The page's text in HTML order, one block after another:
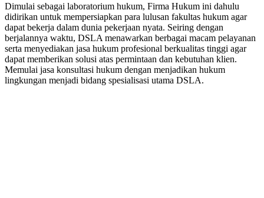
Dimulai sebagai laboratorium hukum, Firma Hukum ini dahulu
didirikan untuk mempersiapkan para lulusan fakultas hukum agar
dapat bekerja dalam dunia pekerjaan nyata. Seiring dengan
berjalannya waktu, DSLA menawarkan berbagai macam pelayanan
serta menyediakan jasa hukum profesional berkualitas tinggi agar
dapat memberikan solusi atas permintaan dan kebutuhan klien.
Memulai jasa konsultasi hukum dengan menjadikan hukum
lingkungan menjadi bidang spesialisasi utama DSLA.